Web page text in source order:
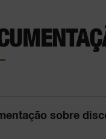
sobre